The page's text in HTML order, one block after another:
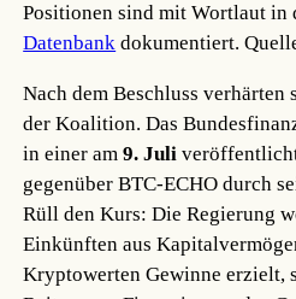
Positionen sind mit Wortlaut in
Datenbank dokumentiert.
Nach dem Beschluss
der Koalition. Das
in einer am9. Juli
gegenüber BTC-ECHO durch
Rüll den Kurs: Die Regierung
Einkünften aus
Kryptowerten Gewinne erzielt,